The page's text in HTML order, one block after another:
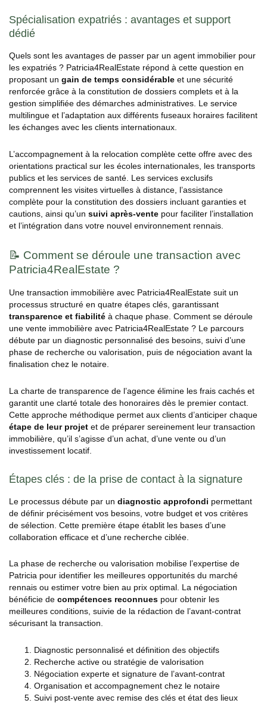
Spécialisation expatriés : avantages et support
dédié
Quels sont les avantages de passer par un agent immobilier pour
les expatriés ? Patricia4RealEstate répond à cette question en
proposant un gain de temps considérable et une sécurité
renforcée grâce à la constitution de dossiers complets et à la
gestion simplifiée des démarches administratives. Le service
multilingue et l’adaptation aux différents fuseaux horaires facilitent
les échanges avec les clients internationaux.
L’accompagnement à la relocation complète cette offre avec des
orientations practical sur les écoles internationales, les transports
publics et les services de santé. Les services exclusifs
comprennent les visites virtuelles à distance, l’assistance
complète pour la constitution des dossiers incluant garanties et
cautions, ainsi qu’un suivi après-vente pour faciliter l’installation
et l’intégration dans votre nouvel environnement rennais.
📝 Comment se déroule une transaction avec
Patricia4RealEstate ?
Une transaction immobilière avec Patricia4RealEstate suit un
processus structuré en quatre étapes clés, garantissant
transparence et fiabilité à chaque phase. Comment se déroule
une vente immobilière avec Patricia4RealEstate ? Le parcours
débute par un diagnostic personnalisé des besoins, suivi d’une
phase de recherche ou valorisation, puis de négociation avant la
finalisation chez le notaire.
La charte de transparence de l’agence élimine les frais cachés et
garantit une clarté totale des honoraires dès le premier contact.
Cette approche méthodique permet aux clients d’anticiper chaque
étape de leur projet et de préparer sereinement leur transaction
immobilière, qu’il s’agisse d’un achat, d’une vente ou d’un
investissement locatif.
Étapes clés : de la prise de contact à la signature
Le processus débute par un diagnostic approfondi permettant
de définir précisément vos besoins, votre budget et vos critères
de sélection. Cette première étape établit les bases d’une
collaboration efficace et d’une recherche ciblée.
La phase de recherche ou valorisation mobilise l’expertise de
Patricia pour identifier les meilleures opportunités du marché
rennais ou estimer votre bien au prix optimal. La négociation
bénéficie de compétences reconnues pour obtenir les
meilleures conditions, suivie de la rédaction de l’avant-contrat
sécurisant la transaction.
Diagnostic personnalisé et définition des objectifs
Recherche active ou stratégie de valorisation
Négociation experte et signature de l’avant-contrat
Organisation et accompagnement chez le notaire
Suivi post-vente avec remise des clés et état des lieux